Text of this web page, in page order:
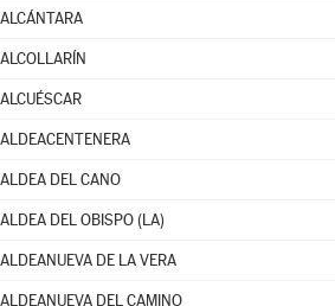
ALCÁNTARA
ALCOLLARÍN
ALCUÉSCAR
ALDEACENTENERA
ALDEA DEL CANO
ALDEA DEL OBISPO (LA)
ALDEANUEVA DE LA VERA
ALDEANUEVA DEL CAMINO